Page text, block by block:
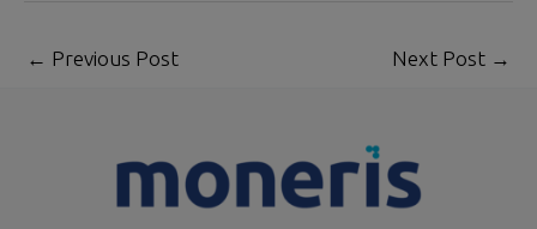
← Previous Post Next Post →